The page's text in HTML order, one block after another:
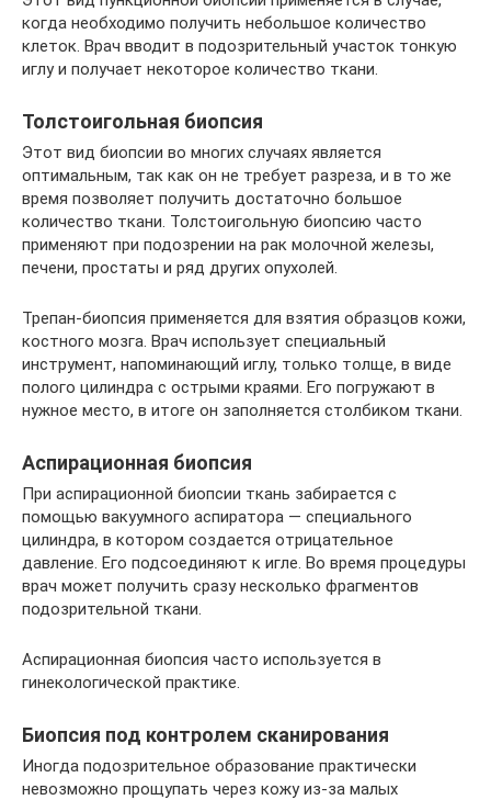
когда необходимо получить небольшое количество
клеток. Врач вводит в подозрительный участок тонкую
иглу и получает некоторое количество ткани.
Толстоигольная биопсия
Этот вид биопсии во многих случаях является
оптимальным, так как он не требует разреза, и в то же
время позволяет получить достаточно большое
количество ткани. Толстоигольную биопсию часто
применяют при подозрении на рак молочной железы,
печени, простаты и ряд других опухолей.
Трепан-биопсия применяется для взятия образцов кожи,
костного мозга. Врач использует специальный
инструмент, напоминающий иглу, только толще, в виде
полого цилиндра с острыми краями. Его погружают в
нужное место, в итоге он заполняется столбиком ткани.
Аспирационная биопсия
При аспирационной биопсии ткань забирается с
помощью вакуумного аспиратора — специального
цилиндра, в котором создается отрицательное
давление. Его подсоединяют к игле. Во время процедуры
врач может получить сразу несколько фрагментов
подозрительной ткани.
Аспирационная биопсия часто используется в
гинекологической практике.
Биопсия под контролем сканирования
Иногда подозрительное образование практически
невозможно прощупать через кожу из-за малых